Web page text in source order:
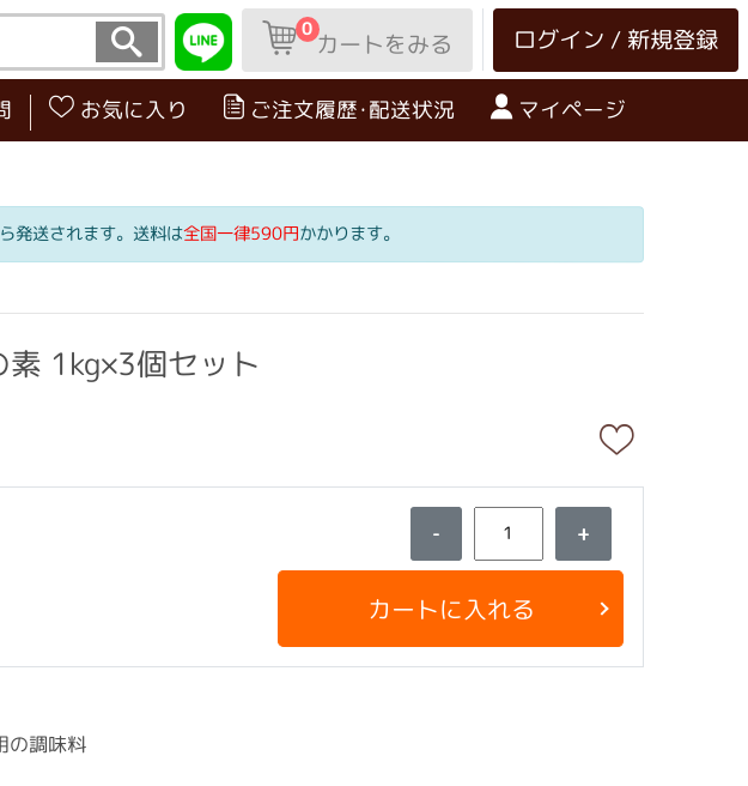
ログイン / 新規登録
0カートをみる
お気に入り ご注文履歴･配送状況 マイページ
発送されます。送料は全国一律590円かかります。
1kg×3個セット
- +
カートに入れる
の調味料